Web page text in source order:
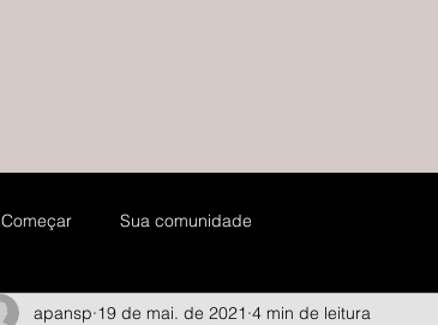
Começar Sua comunidade
apansp 19 de mai. de 2021 4 min de leitura